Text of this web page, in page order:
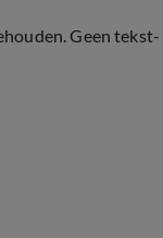
Geen tekst-